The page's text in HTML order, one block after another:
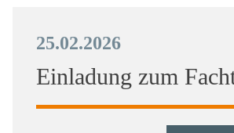
25.02.2026
Einladung zum